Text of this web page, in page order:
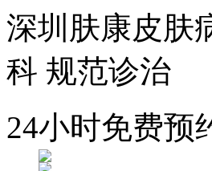
深圳肤康皮肤
科 规范诊治
24小时免费预